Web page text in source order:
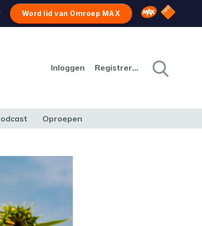
Word lid van Omroep MAX Omroep MAX
NPO
Inloggen Registreren
Oproepen